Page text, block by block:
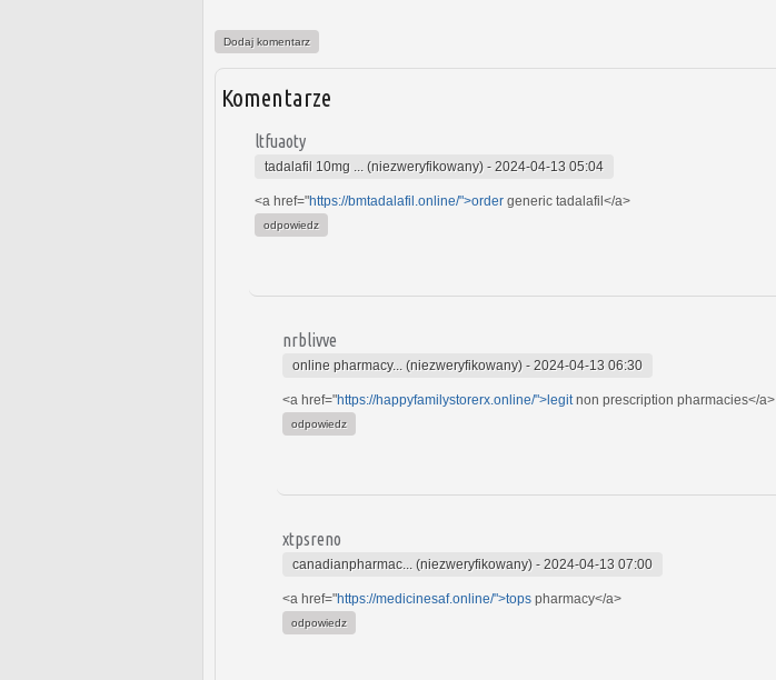
Dodaj komentarz
Komentarze
ltfuaoty
tadalafil 10mg ... (niezweryfikowany) - 2024-04-13 05:04
<a href="https://bmtadalafil.online/">order generic tadalafil</a>
odpowiedz
nrblivve
online pharmacy... (niezweryfikowany) - 2024-04-13 06:30
<a href="https://happyfamilystorerx.online/">legitnon prescription pharmacies</a>
odpowiedz
xtpsreno
canadianpharmac... (niezweryfikowany) - 2024-04-13 07:00
<a href="https://medicinesaf.online/">tops pharmacy</a>
odpowiedz